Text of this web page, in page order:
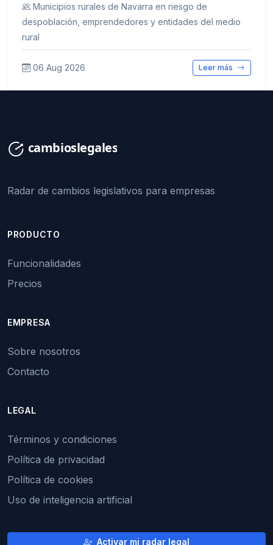
Municipios rurales de Navarra en riesgo de
despoblación, emprendedores y entidades del medio
rural
06 Aug 2026 Leer más
Radar de cambios legislativos para empresas
PRODUCTO
Funcionalidades
Precios
EMPRESA
Sobre nosotros
Contacto
LEGAL
Términos y condiciones
Política de privacidad
Política de cookies
Uso de inteligencia artificial
Activar mi radar legal